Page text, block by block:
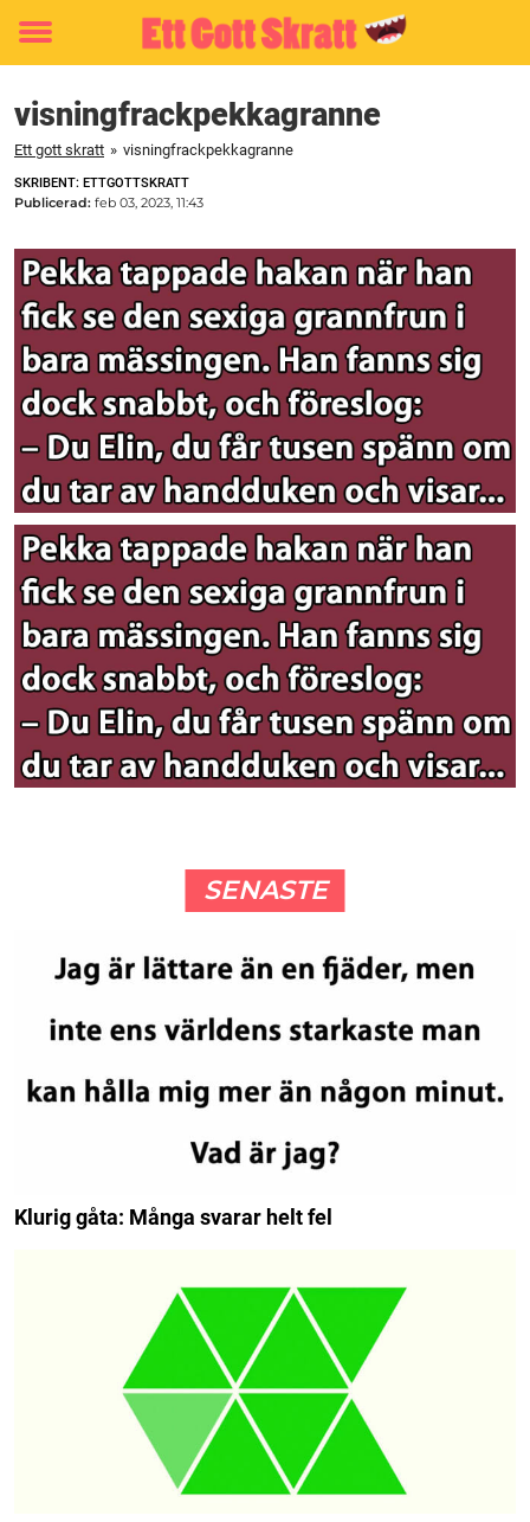
Toggle
visningfrackpekkagranne
Ett gott skratt » visningfrackpekkagranne
SKRIBENT: ETTGOTTSKRATT
Publicerad: feb 03, 2023, 11:43
SENASTE
Klurig gåta: Många svarar helt fel